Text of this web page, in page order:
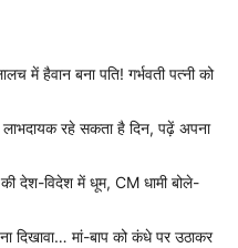
हैवान बना पति! गर्भवती पत्नी को
रहे सकता है दिन, पढ़ें अपना
देश-विदेश में धूम, CM धामी बोले-
मां-बाप को कंधे पर उठाकर